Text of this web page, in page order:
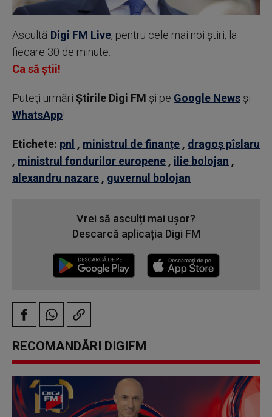
Ascultă Digi FM Live, pentru cele mai noi știri, la
fiecare 30 de minute.
Ca să știi!
Puteţi urmări Știrile Digi FM şi pe Google News şi
WhatsApp!
Etichete: pnl , ministrul de finanțe , dragoș pîslaru
, ministrul fondurilor europene , ilie bolojan ,
alexandru nazare , guvernul bolojan
Vrei să asculți mai ușor?
Descarcă aplicația Digi FM
RECOMANDĂRI DIGIFM